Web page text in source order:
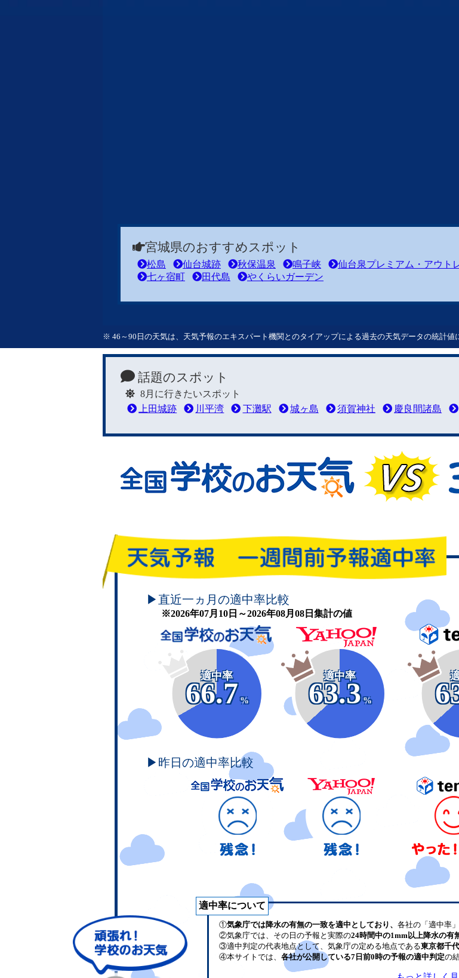
宮城県のおすすめスポット
松島 仙台城跡 秋保温泉 鳴子峡 仙台泉プレミアム・アウト
七ヶ宿町
田代島 やくらいガーデン
※ 46～90日の天気は、天気予報のエキスパート機関とのタイアップによる過去の天気データの統計値
話題のスポット
8月に行きたいスポット
上田城跡
川平湾 下灘駅 城ヶ島 須賀神社 慶良間諸島
頑張れ！学校のお天気
▶直近一ヵ月の適中率比較
※2026年07月10日～2026年08月08日集計の値
適中率
66.7
%
適中率
63.3
%
▶昨日の適中率比較
適中率について
①気象庁では降水の有無の一致を適中としており、 各社の「適中率
②気象庁では、その日の予報と実際の24時間中の1mm以上降水の有
③適中判定の代表地点として、気象庁の定める地点である東京都千
④本サイトでは、 各社が公開している7日前0時の予報の適中判定の